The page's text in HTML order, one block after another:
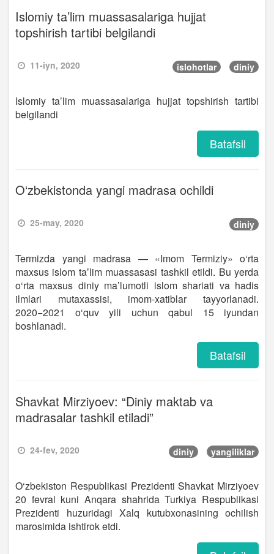
Islomiy ta’lim muassasalariga hujjat
topshirish tartibi belgilandi
11-iyn, 2020 islohotlar diniy
Islomiy ta’lim muassasalariga hujjat topshirish tartibi
belgilandi
Batafsil
O‘zbekistonda yangi madrasa ochildi
25-may, 2020 diniy
Termizda yangi madrasa — «Imom Termiziy» o‘rta
maxsus islom taʼlim muassasasi tashkil etildi. Bu yerda
o‘rta maxsus diniy maʼlumotli islom shariati va hadis
ilmlari mutaxassisi, imom-xatiblar tayyorlanadi.
2020−2021 o‘quv yili uchun qabul 15 iyundan
boshlanadi.
Batafsil
Shavkat Mirziyoev: “Diniy maktab va
madrasalar tashkil etiladi”
24-fev, 2020 diniy yangiliklar
O‘zbekiston Respublikasi Prezidenti Shavkat Mirziyoev
20 fevral kuni Anqara shahrida Turkiya Respublikasi
Prezidenti huzuridagi Xalq kutubxonasining ochilish
marosimida ishtirok etdi.